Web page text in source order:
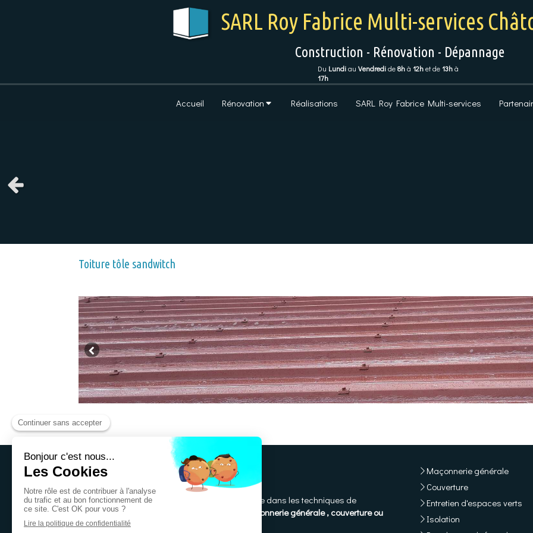
SARL Roy Fabrice Multi-services
Construction - Rénovation - Dépannage
Du Lundiau Vendredide8hà 12het de13hà
17h
Accueil Rénovation Réalisations SARL Roy Fabrice Multi-services
Slide précédent
Toiture tôle sandwitch
SARL Roy Fabrice Multi-services
Notre société, présente en Isère (38), est experte dans les techniques de
ravalement de façades, peinture, isolation, maçonnerie générale , couverture ou
encore entretien d'espaces verts
Maçonnerie générale
Couverture
Entretien d'espaces verts
Isolation